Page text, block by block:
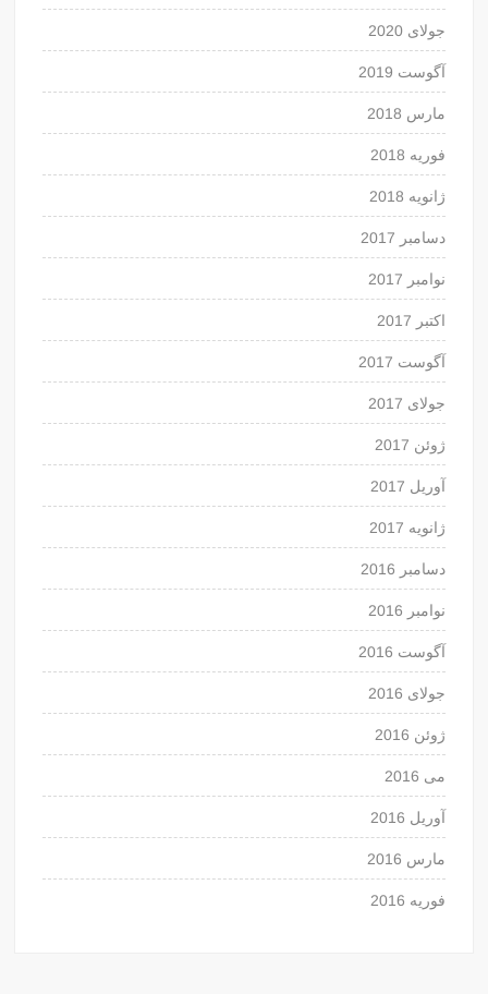
جولای 2020
آگوست 2019
مارس 2018
فوریه 2018
ژانویه 2018
دسامبر 2017
نوامبر 2017
اکتبر 2017
آگوست 2017
جولای 2017
ژوئن 2017
آوریل 2017
ژانویه 2017
دسامبر 2016
نوامبر 2016
آگوست 2016
جولای 2016
ژوئن 2016
می 2016
آوریل 2016
مارس 2016
فوریه 2016